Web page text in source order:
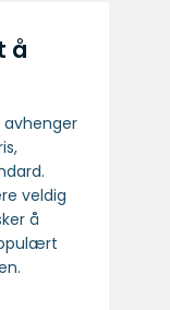
å
avhenger
veldig
å